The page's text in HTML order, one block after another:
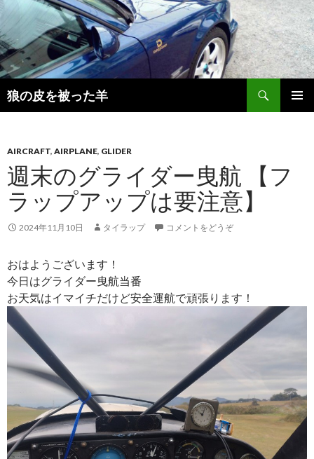
狼の皮を被った羊
検
索
ン
ツ
へ
移
動
AIRCRAFT, AIRPLANE, GLIDER
週末のグライダー曳航 【フ
ラップアップは要注意】
2024年11月10日 タイラップ コメントをどうぞ
おはようございます！
今日はグライダー曳航当番
お天気はイマイチだけど安全運航で頑張ります！